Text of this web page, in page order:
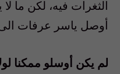
الثغرات فيه، لكن ما
أوصل ياسر عرفات الى
لم يكن أوسلو ممكنا